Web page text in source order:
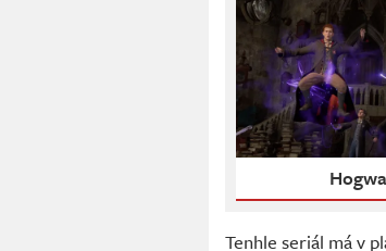
Tenhle seriál má v